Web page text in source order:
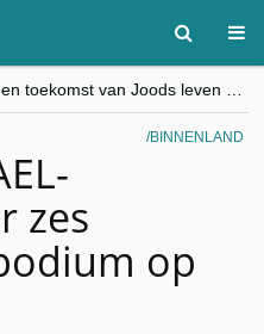
“Besnijdenisdebat toont hoe moeilijk seculiere Westen minderheden begrijpt”, Jinnih Beels (Vooruit)
CITYTRIP | ROEMENIË – Boekarest: de verrassing van Oost-Europa
BINNENLAND
zes
op